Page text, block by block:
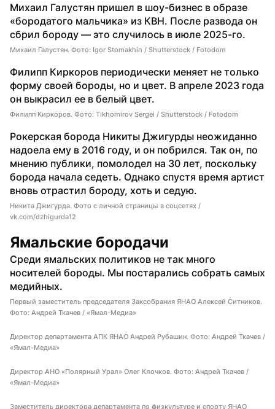
Михаил Галустян пришел в шоу-бизнес в образе
«бородатого мальчика» из КВН. После развода он
сбрил бороду — это случилось в июле 2025-го.
Михаил Галустян. Фото: Igor Stomakhin / Shutterstock / Fotodom
Филипп Киркоров периодически меняет не только
форму своей бороды, но и цвет. В апреле 2023 года
он выкрасил ее в белый цвет.
Филипп Киркоров. Фото: Tikhomirov Sergei / Shutterstock / Fotodom
Рокерская борода Никиты Джигурды неожиданно
надоела ему в 2016 году, и он побрился. Так он, по
мнению публики, помолодел на 30 лет, поскольку
борода начала седеть. Однако спустя время артист
вновь отрастил бороду, хоть и седую.
Никита Джигурда. Фото с личной страницы в соцсетях /
vk.com/dzhigurda12
Ямальские бородачи
Среди ямальских политиков не так много
носителей бороды. Мы постарались собрать самых
медийных.
Первый заместитель председателя Заксобрания ЯНАО Алексей Ситников.
Фото: Андрей Ткачев / «Ямал-Медиа»
Директор департамента АПК ЯНАО Андрей Рубашин. Фото: Андрей Ткачев /
«Ямал-Медиа»
Директор АНО «Полярный Урал» Олег Клочков. Фото: Андрей Ткачев /
«Ямал-Медиа»
Заместитель директора департамента по физкультуре и спорту ЯНАО